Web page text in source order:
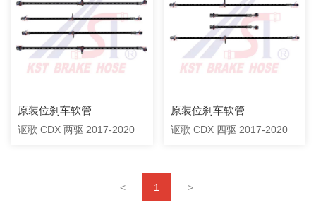
原装位刹车软管
讴歌 CDX 两驱 2017-2020
原装位刹车软管
讴歌 CDX 四驱 2017-2020
< 1 >